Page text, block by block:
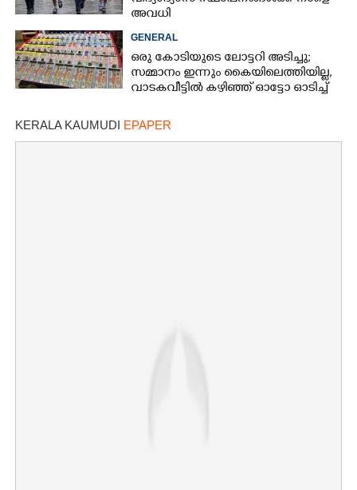
അവധി
GENERAL
ഒരു കോടിയുടെ ലോട്ടറി അടിച്ചു;
സമ്മാനം ഇന്നും കൈയിലെത്തിയില്ല,
വാടകവീട്ടിൽ കഴിഞ്ഞ് ഓട്ടോ ഓടിച്ച്
KERALA KAUMUDI EPAPER